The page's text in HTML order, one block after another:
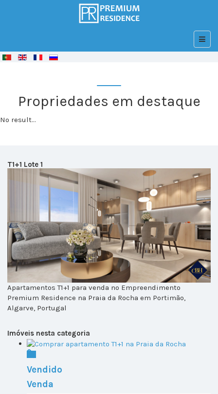
© FreeJoomla! 3 Modules
Propriedades em destaque
No result...
T1+1 Lote 1
Apartamentos T1+1 para venda no Empreendimento
Premium Residence na Praia da Rocha em Portimão,
Algarve, Portugal
Imóveis nesta categoria
Vendido
Venda